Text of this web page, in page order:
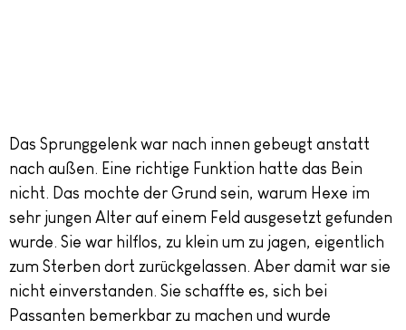
Das Sprunggelenk war nach innen gebeugt anstatt
nach außen. Eine richtige Funktion hatte das Bein
nicht. Das mochte der Grund sein, warum Hexe im
sehr jungen Alter auf einem Feld ausgesetzt gefunden
wurde. Sie war hilflos, zu klein um zu jagen, eigentlich
zum Sterben dort zurückgelassen. Aber damit war sie
nicht einverstanden. Sie schaffte es, sich bei
Passanten bemerkbar zu machen und wurde